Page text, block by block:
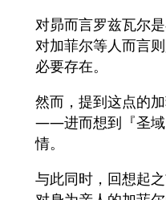
对昴而言罗兹瓦尔
对加菲尔等人而言
必要存在。
然而，提到这点的
——进而想到『圣域
情。
与此同时，回想起